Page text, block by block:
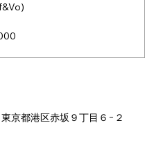
京都港区赤坂９丁目６−２